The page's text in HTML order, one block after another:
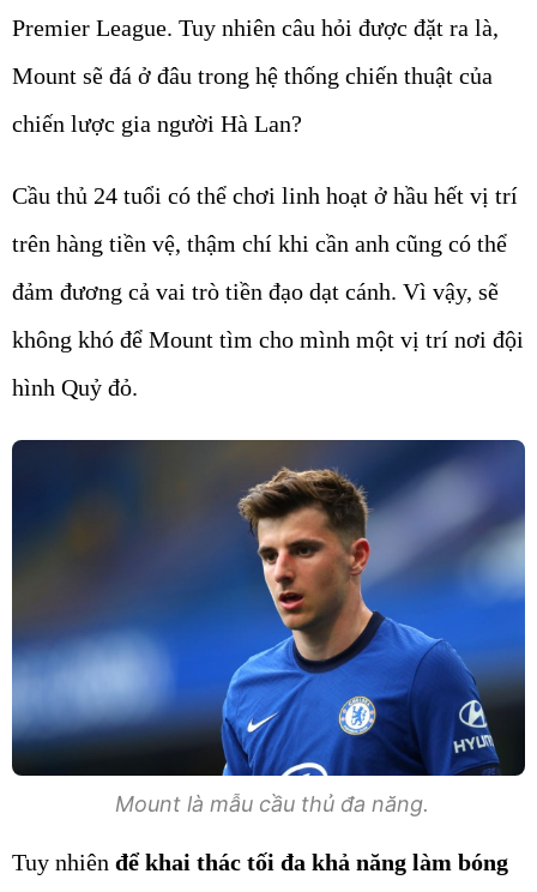
Premier League. Tuy nhiên câu hỏi được đặt ra là,
Mount sẽ đá ở đâu trong hệ thống chiến thuật của
chiến lược gia người Hà Lan?
Cầu thủ 24 tuổi có thể chơi linh hoạt ở hầu hết vị trí
trên hàng tiền vệ, thậm chí khi cần anh cũng có thể
đảm đương cả vai trò tiền đạo dạt cánh. Vì vậy, sẽ
không khó để Mount tìm cho mình một vị trí nơi đội
hình Quỷ đỏ.
Mount là mẫu cầu thủ đa năng.
Tuy nhiên để khai thác tối đa khả năng làm bóng